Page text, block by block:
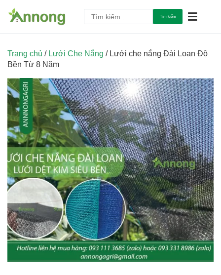
An Nông Agri
An Tâm Làm Nông
Tìm
kiếm
Trang chủ / Lưới Che Nắng / Lưới che nắng Đài Loan Độ
Bền Từ 8 Năm